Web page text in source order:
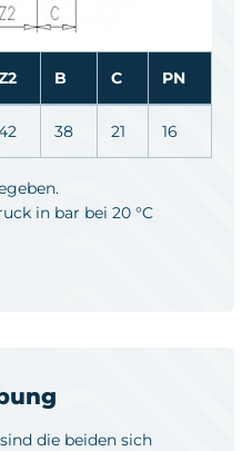
die beiden sich
B C PN
38 21 16
in bar bei 20 °C